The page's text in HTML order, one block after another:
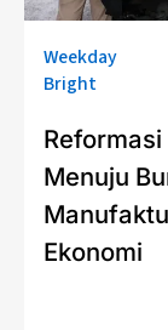
Weekday
Bright
Menuju
Ekonomi